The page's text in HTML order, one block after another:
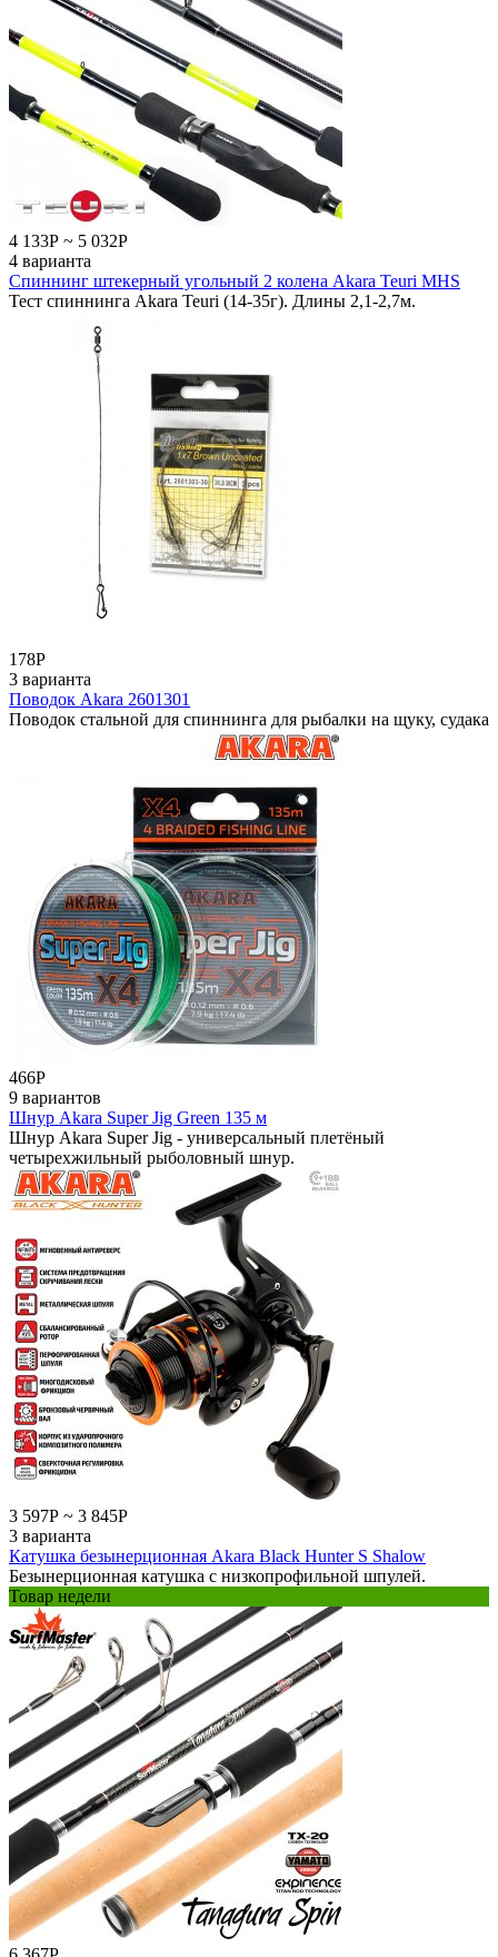
4 133Р ~ 5 032Р
4 варианта
Спиннинг штекерный угольный 2 колена Akara Teuri MHS
Тест спиннинга Akara Teuri (14-35г). Длины 2,1-2,7м.
178Р
3 варианта
Поводок Akara 2601301
Поводок стальной для спиннинга для рыбалки на щуку, судака
466Р
9 вариантов
Шнур Akara Super Jig Green 135 м
Шнур Akara Super Jig - универсальный плетёный
четырехжильный рыболовный шнур.
3 597Р ~ 3 845Р
3 варианта
Катушка безынерционная Akara Black Hunter S Shalow
Безынерционная катушка с низкопрофильной шпулей.
Товар недели